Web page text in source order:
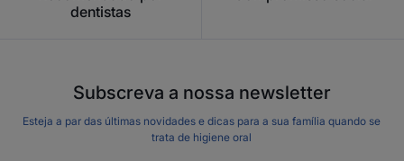
dentistas
Subscreva a nossa newsletter
Esteja a par das últimas novidades e dicas para a sua família quando se
trata de higiene oral